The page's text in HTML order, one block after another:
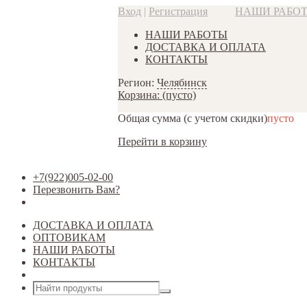
Вход | Регистрация НАШИ
НАШИ РАБОТЫ
ДОСТАВКА И ОПЛАТА
КОНТАКТЫ
Регион: Челябинск
Корзина: (пусто)
Общая сумма (с учетом скидки)пусто
Перейти в корзину
+7(922)005-02-00
Перезвонить Вам?
ДОСТАВКА И ОПЛАТА
ОПТОВИКАМ
НАШИ РАБОТЫ
КОНТАКТЫ